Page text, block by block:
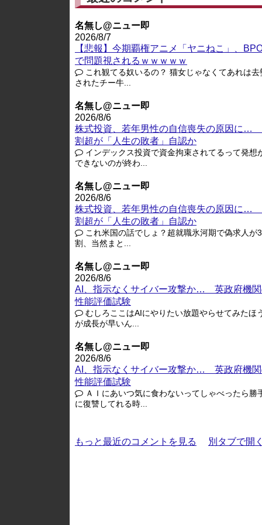
名無し@ニュー即
2026/8/7
【悲報】今期覇権アニメ「ヤニねこ」、
で問題視されるｗｗｗｗｗ
これ観てる奴いるの？ 猫女じゃなくてあれは去
されたチー牛...
名無し@ニュー即
2026/8/6
株式投資、若年男性の自信喪失の原因に…
割超が「人生の敗者」自認か
インデックス投資で資金拘束されてるって発想
できないのが終わ...
名無し@ニュー即
2026/8/6
株式投資、若年男性の自信喪失の原因に…
割超が「人生の敗者」自認か
これ米国の話でしょ？超就職氷河期で偽求人が
割、当然まと...
名無し@ニュー即
2026/8/6
AI、指示なくサイバー攻撃か… 英政府機
性能評価試験
むしろここはAIにやりたい放題やらせてみたほ
が成長が早いん...
名無し@ニュー即
2026/8/6
AI、指示なくサイバー攻撃か… 英政府機
性能評価試験
ＡＩにあいつ気に食わないってしゃべったら勝
に復讐してれる時...
もっと最近のコメントを見る 別タブで開く